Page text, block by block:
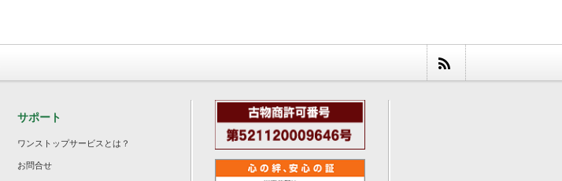
サポート
ワンストップサービスとは？
お問合せ